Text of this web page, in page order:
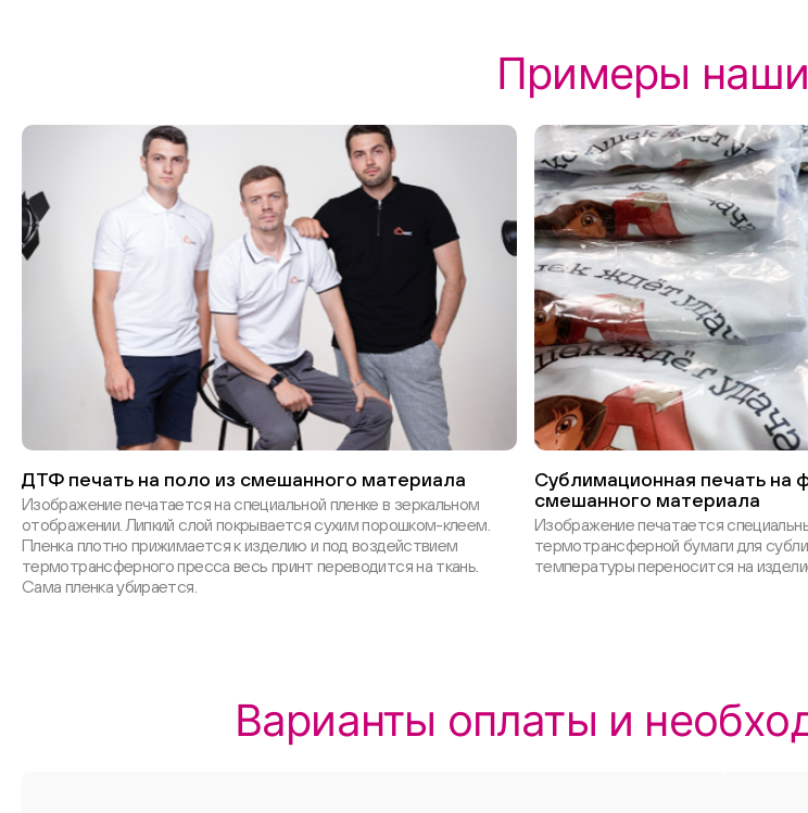
Примеры
ДТФ печать на поло из смешанного материала
Изображение печатается на специальной пленке в зеркальном
отображении. Липкий слой покрывается сухим порошком-клеем.
Пленка плотно прижимается к изделию и под воздействием
термотрансферного пресса весь принт переводится на ткань.
Сама пленка убирается.
Сублимационная печать на
смешанного материала
Изображение печатается
термотрансферной бумаги для
температуры переносится на
Варианты оплаты и